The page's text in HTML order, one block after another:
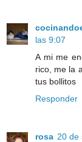
las 9:07
A mi me
rico, me la
tus bollitos
Responder
rosa 20 de